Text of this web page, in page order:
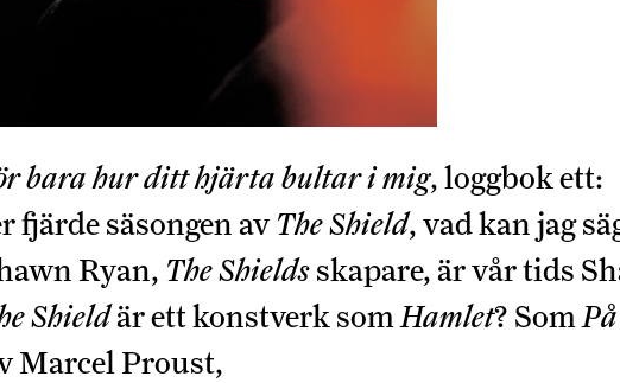
bara hur ditt hjärta bultar i mig, loggbok ett:
fjärde säsongen avThe Shield, vad kan jag
Ryan, The Shieldsskapare, är vår tids
Shieldär ett konstverk somHamlet? Som
Marcel Proust,